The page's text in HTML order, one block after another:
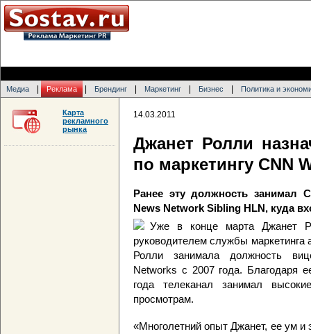
Медиа Реклама Брендинг Маркетинг Бизнес Политика и
14.03.2011
Джанет Ролли
по маркетингу CNN
Ранее эту должность занимал
News Network Sibling HLN, куда
Уже в конце марта Джанет
руководителем службы маркетинга
Ролли занимала должность
Networks с 2007 года. Благодаря
года телеканал занимал
просмотрам.
«Многолетний опыт Джанет, ее ум и
Карта
рекламного
рынка